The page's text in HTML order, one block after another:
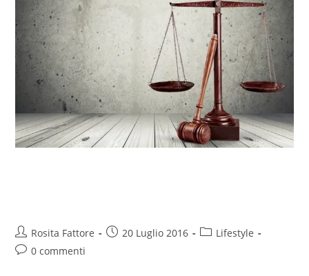
Rosita Fattore 20 Luglio 2016
Lifestyle
0 commenti